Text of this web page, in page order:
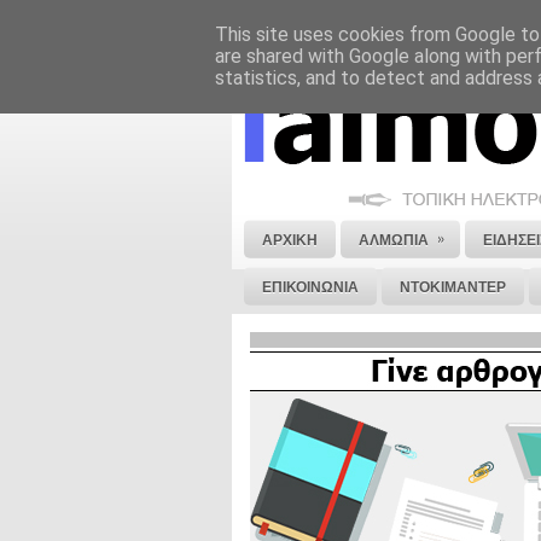
ΝΟΜΙΚΗ ΣΗΜΕΙΩΣΗ ΔΙΑΦΗΜΙΣΗ
ΑΡΧΙΚΗ ΑΛΜΩΠΙΑ »
ΕΠΙΚΟΙΝΩΝΙΑ ΝΤΟΚΙΜΑΝΤΕΡ
This site uses cookies from Google
are shared with Google along with
statistics, and to detect and address